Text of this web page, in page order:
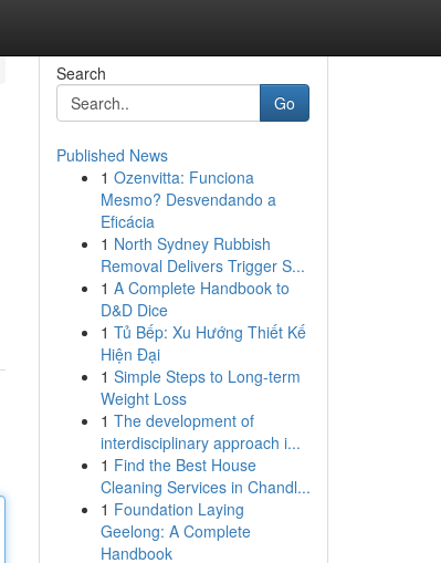
Search
Go
Published News
1 Ozenvitta: Funciona
Mesmo? Desvendando a
Eficácia
1 North Sydney Rubbish
Removal Delivers Trigger S...
1 A Complete Handbook to
D&D Dice
1 Tủ Bếp: Xu Hướng Thiết Kế
Hiện Đại
1 Simple Steps to Long-term
Weight Loss
1 The development of
interdisciplinary approach i...
1 Find the Best House
Cleaning Services in Chandl...
1 Foundation Laying
Geelong: A Complete
Handbook